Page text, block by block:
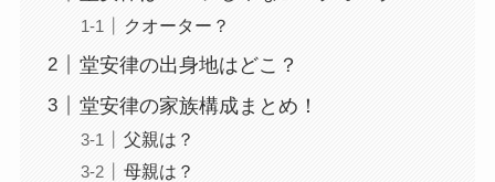
クオーター？
堂安律の出身地はどこ？
堂安律の家族構成まとめ！
父親は？
母親は？